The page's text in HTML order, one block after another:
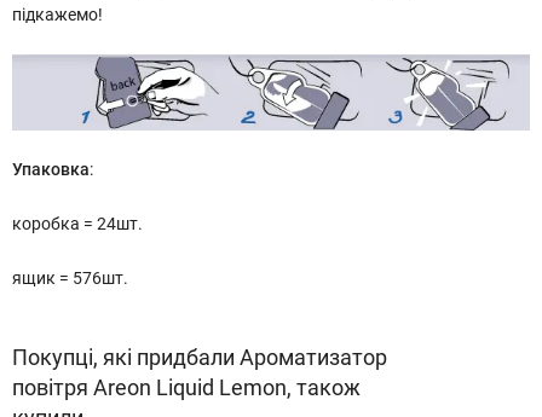
підкажемо!
Упаковка:
коробка = 24шт.
ящик = 576шт.
Покупці, які придбали Ароматизатор
повітря Areon Liquid Lemon, також